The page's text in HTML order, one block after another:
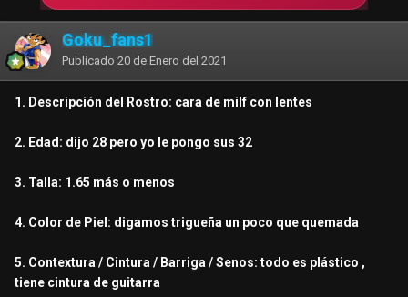
Goku_fans1
Publicado 20 de Enero del 2021
1. Descripción del Rostro: cara de milf con lentes
2. Edad: dijo 28 pero yo le pongo sus 32
3. Talla: 1.65 más o menos
4. Color de Piel: digamos trigueña un poco que quemada
5. Contextura / Cintura / Barriga / Senos: todo es plástico ,
tiene cintura de guitarra